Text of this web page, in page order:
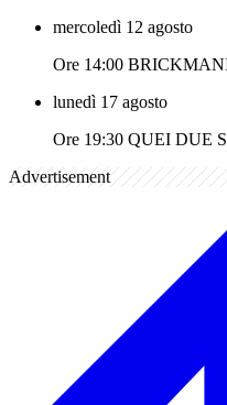
mercoledì 12 agosto
Ore 14:00
lunedì 17 agosto
Ore 19:30 QUEI DUE
Advertisement